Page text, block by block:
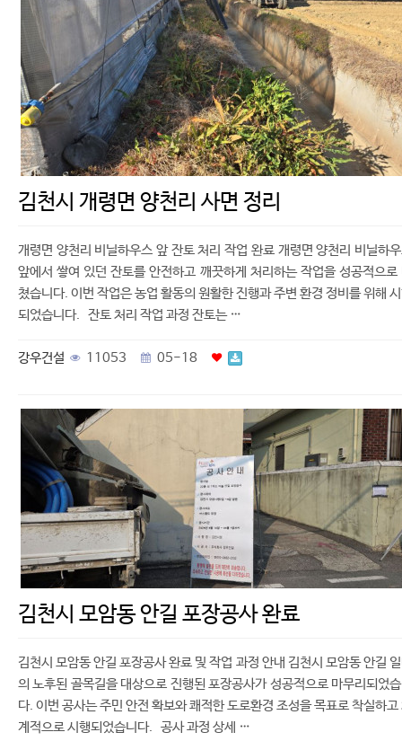
김천시 개령면 양천리 사면 정리
개령면 양천리 비닐하우스 앞 잔토 처리 작업 완료 개령면 양천리 비닐하
앞에서 쌓여 있던 잔토를 안전하고 깨끗하게 처리하는 작업을 성공적으로
쳤습니다. 이번 작업은 농업 활동의 원활한 진행과 주변 환경 정비를 위해
되었습니다. 잔토 처리 작업 과정 잔토는 …
강우건설 11053 05-18
김천시 모암동 안길 포장공사 완료
김천시 모암동 안길 포장공사 완료 및 작업 과정 안내 김천시 모암동 안길
의 노후된 골목길을 대상으로 진행된 포장공사가 성공적으로 마무리되었
다. 이번 공사는 주민 안전 확보와 쾌적한 도로환경 조성을 목표로 착실하고
계적으로 시행되었습니다. 공사 과정 상세 …